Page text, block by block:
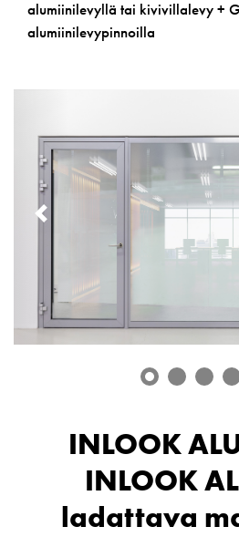
alumiinilevyllä tai kivivillalevy +
alumiinilevypinnoilla
PREVIOUS
INLOOK
INLOOK
ladattava